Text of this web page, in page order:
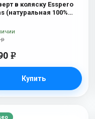
в коляску Esspero
(натуральная 100%
р
e
Купить